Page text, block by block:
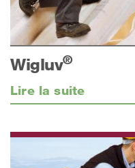
Wigluv®
Lire la suite